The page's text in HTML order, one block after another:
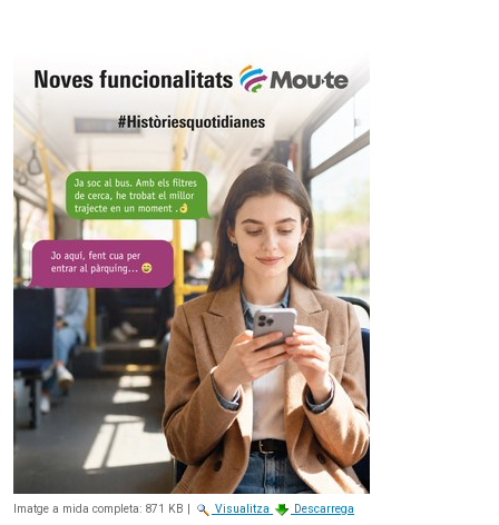
Imatge a mida completa: 871 KB | Visualitza Descarrega